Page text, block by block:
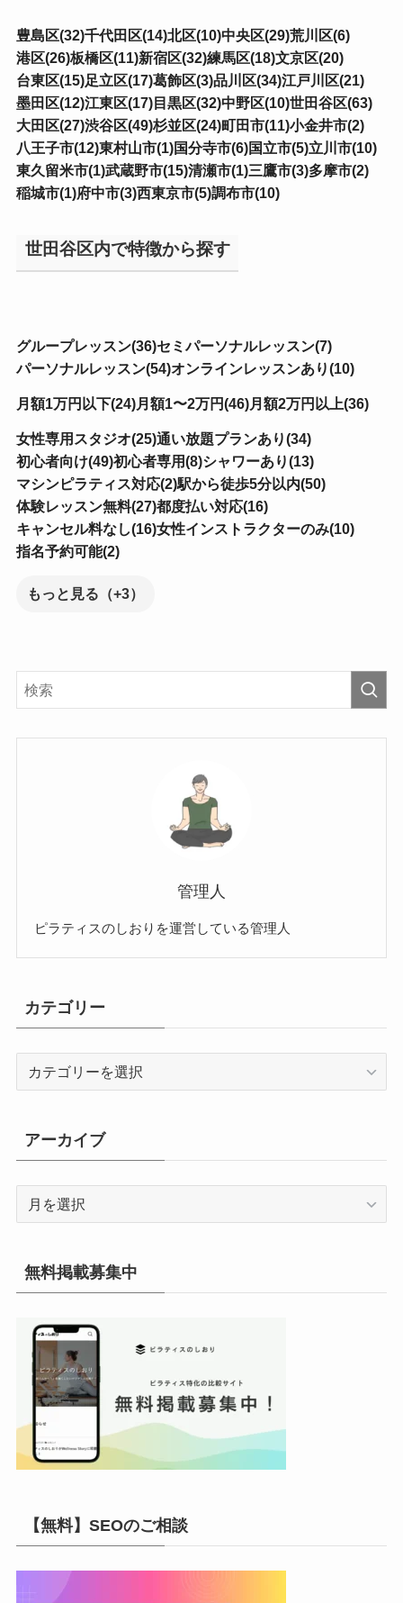
豊島区(32)千代田区(14)北区(10)中央区(29)荒川区(6)
港区(26)板橋区(11)新宿区(32)練馬区(18)文京区(20)
台東区(15)足立区(17)葛飾区(3)品川区(34)江戸川区(21)
墨田区(12)江東区(17)目黒区(32)中野区(10)世田谷区(63)
大田区(27)渋谷区(49)杉並区(24)町田市(11)小金井市(2)
八王子市(12)東村山市(1)国分寺市(6)国立市(5)立川市(10)
東久留米市(1)武蔵野市(15)清瀬市(1)三鷹市(3)多摩市(2)
稲城市(1)府中市(3)西東京市(5)調布市(10)
世田谷区内で特徴から探す
グループレッスン(36)セミパーソナルレッスン(7)
パーソナルレッスン(54)オンラインレッスンあり(10)
月額1万円以下(24)月額1〜2万円(46)月額2万円以上(36)
女性専用スタジオ(25)通い放題プランあり(34)
初心者向け(49)初心者専用(8)シャワーあり(13)
マシンピラティス対応(2)駅から徒歩5分以内(50)
体験レッスン無料(27)都度払い対応(16)
キャンセル料なし(16)女性インストラクターのみ(10)
指名予約可能(2)
もっと見る（+3）
管理人
ピラティスのしおりを運営している管理人
カテゴリー
ー
アーカイブ
イ
ブ
無料掲載募集中
【無料】SEOのご相談